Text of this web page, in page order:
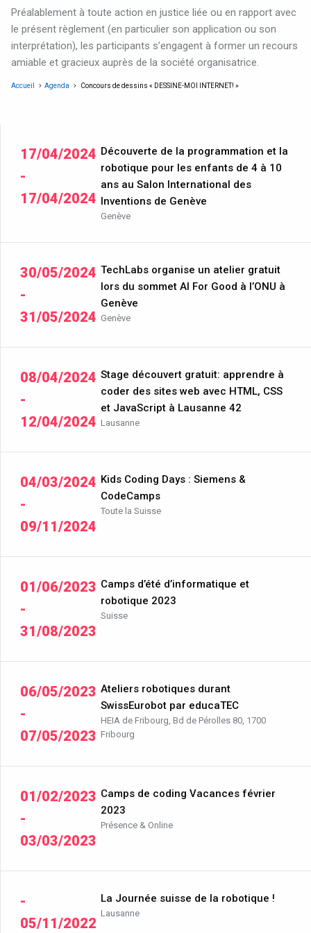
Préalablement à toute action en justice liée ou en rapport avec
le présent règlement (en particulier son application ou son
interprétation), les participants s’engagent à former un recours
amiable et gracieux auprès de la société organisatrice.
Accueil Agenda Concours de dessins « DESSINE-MOI INTERNET! »
17/04/2024
-
17/04/2024
Découverte de la programmation et la
robotique pour les enfants de 4 à 10
ans au Salon International des
Inventions de Genève
Genève
30/05/2024
-
31/05/2024
TechLabs organise un atelier gratuit
lors du sommet AI For Good à l’ONU à
Genève
Genève
08/04/2024
-
12/04/2024
Stage découvert gratuit: apprendre à
coder des sites web avec HTML, CSS
et JavaScript à Lausanne 42
Lausanne
04/03/2024
-
09/11/2024
Kids Coding Days : Siemens &
CodeCamps
Toute la Suisse
01/06/2023
-
31/08/2023
Camps d’été d’informatique et
robotique 2023
Suisse
06/05/2023
-
07/05/2023
Ateliers robotiques durant
SwissEurobot par educaTEC
HEIA de Fribourg, Bd de Pérolles 80, 1700
Fribourg
01/02/2023
-
03/03/2023
Camps de coding Vacances février
2023
Présence & Online
-
05/11/2022
La Journée suisse de la robotique !
Lausanne